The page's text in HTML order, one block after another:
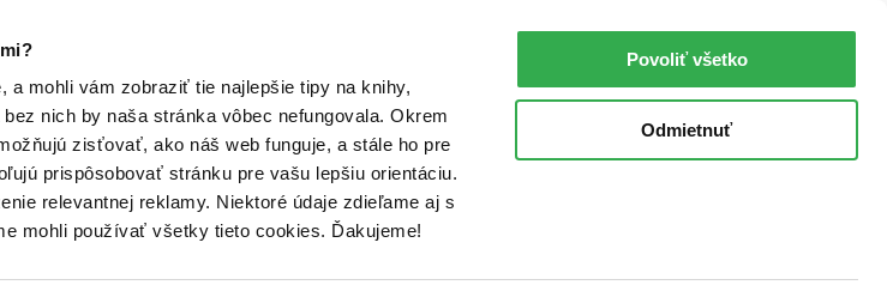
mohli vám zobraziť tie najlepšie tipy na knihy,
nich by naša stránka vôbec nefungovala. Okrem
zisťovať, ako náš web funguje, a stále ho pre
prispôsobovať stránku pre vašu lepšiu orientáciu.
relevantnej reklamy. Niektoré údaje zdieľame aj s
mohli používať všetky tieto cookies. Ďakujeme!
Povoliť všetko
Odmietnuť